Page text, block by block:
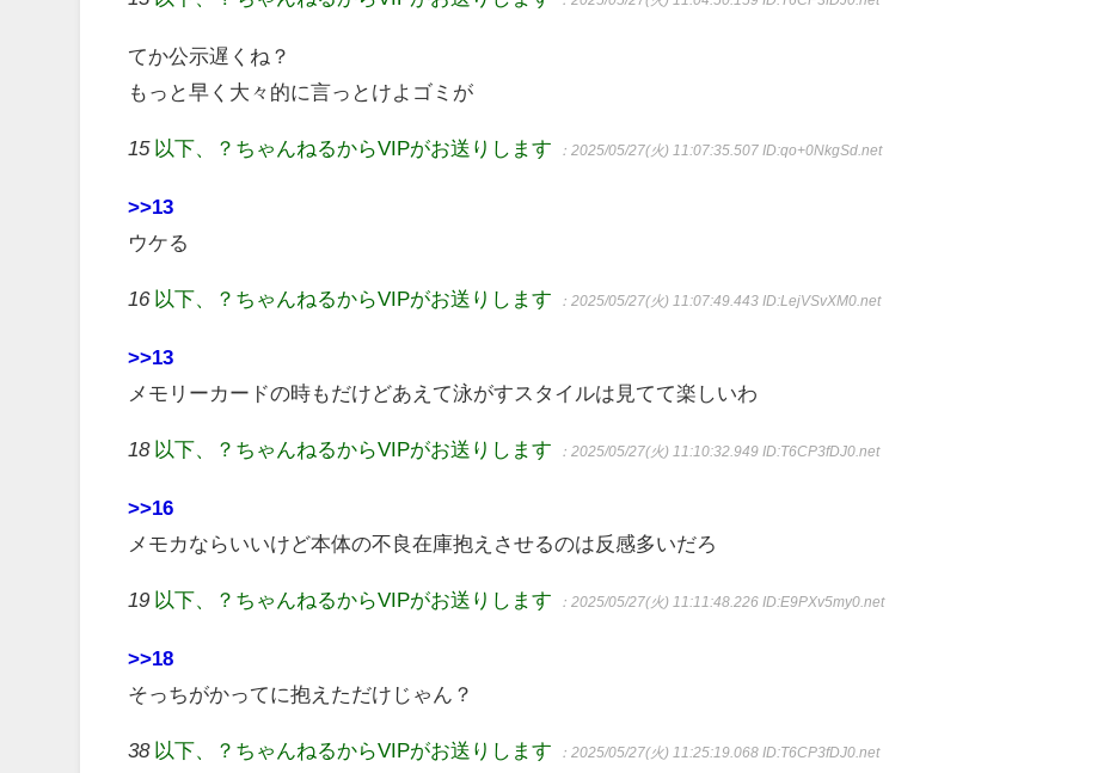
てか公示遅くね？
もっと早く大々的に言っとけよゴミが
15 以下、？ちゃんねるからVIPがお送りします ：2025/05/27(火) 11:07:35.507ID:qo+0NkgSd.net
>>13
ウケる
16 以下、？ちゃんねるからVIPがお送りします ：2025/05/27(火) 11:07:49.443ID:LejVSvXM0.net
>>13
メモリーカードの時もだけどあえて泳がすスタイルは見てて楽しいわ
18 以下、？ちゃんねるからVIPがお送りします ：2025/05/27(火) 11:10:32.949ID:T6CP3fDJ0.net
>>16
メモカならいいけど本体の不良在庫抱えさせるのは反感多いだろ
19 以下、？ちゃんねるからVIPがお送りします ：2025/05/27(火) 11:11:48.226ID:E9PXv5my0.net
>>18
そっちがかってに抱えただけじゃん？
38 以下、？ちゃんねるからVIPがお送りします ：2025/05/27(火) 11:25:19.068ID:T6CP3fDJ0.net